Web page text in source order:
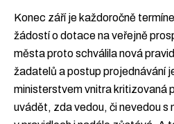
Konec září je každoročně
žádostí o dotace na veřejně
města proto schválila nová
žadatelů a postup projednávání
ministerstvem vnitra kritizovaná
uvádět, zda vedou, či nevedou s